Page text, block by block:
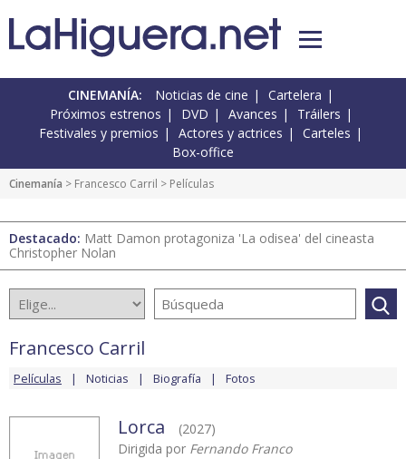
CINEMANÍA: Noticias de cine
Cartelera
Próximos estrenos
DVD Avances
Tráilers
Festivales y premios
Actores y actrices
Carteles
Box-office
Cinemanía > Francesco Carril > Películas
Destacado: Matt Damon protagoniza 'La odisea' del cineasta
Christopher Nolan
Francesco Carril
Películas Noticias Biografía Fotos
Lorca
(2027)
Dirigida por Fernando Franco